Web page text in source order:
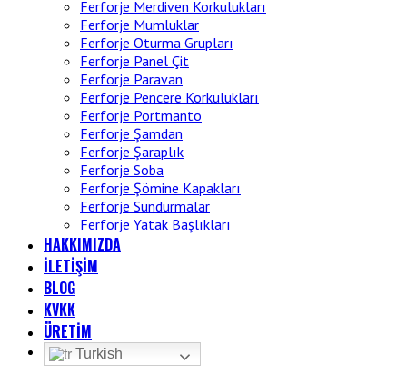
Ferforje Merdiven Korkulukları
Ferforje Mumluklar
Ferforje Oturma Grupları
Ferforje Panel Çit
Ferforje Paravan
Ferforje Pencere Korkulukları
Ferforje Portmanto
Ferforje Şamdan
Ferforje Şaraplık
Ferforje Soba
Ferforje Şömine Kapakları
Ferforje Sundurmalar
Ferforje Yatak Başlıkları
HAKKIMIZDA
İLETİŞİM
BLOG
KVKK
ÜRETİM
Turkish